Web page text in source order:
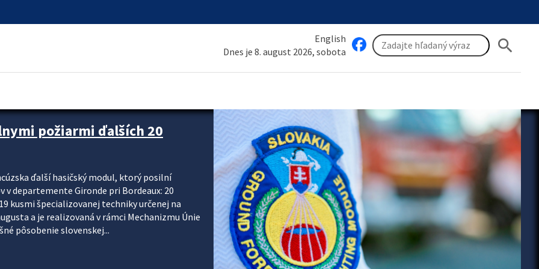
English
Dnes je 8. august 2026, sobota
search
a ako sa pripraviť
horúčav obyvateľom odporúča preventívne
civilnej ochrany, polície a hasičov majú za
OCHRANA A KRÍZOVÉ RIADENIE Sekcia
riadenia okresných úradov monitoruje
následky týchto...